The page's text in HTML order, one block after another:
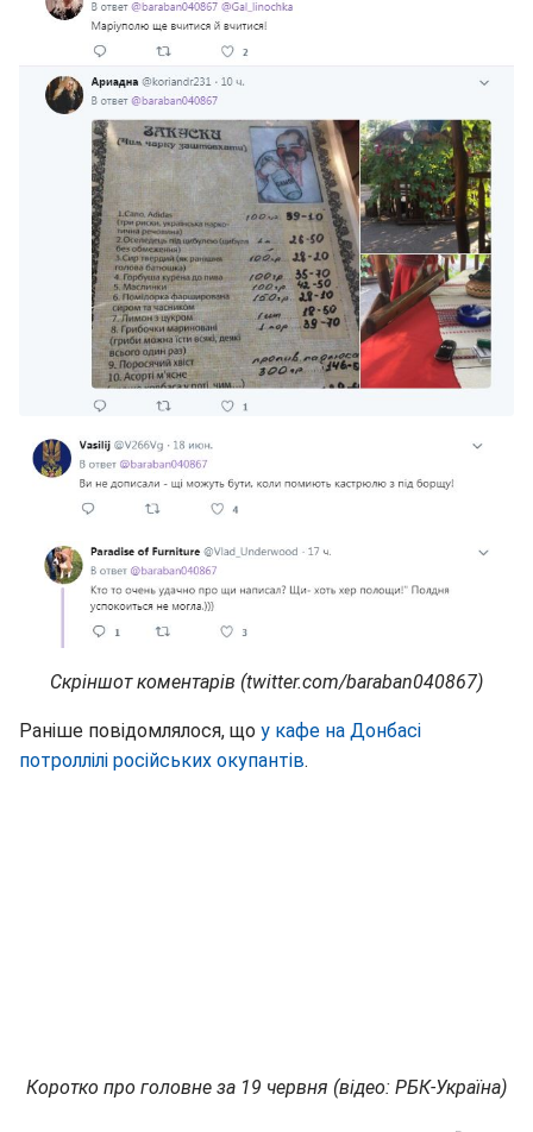
Скріншот коментарів (twitter.com/baraban040867)
Раніше повідомлялося, що у кафе на Донбасі
потроллілі російських окупантів.
Коротко про головне за 19 червня (відео: РБК-Україна)